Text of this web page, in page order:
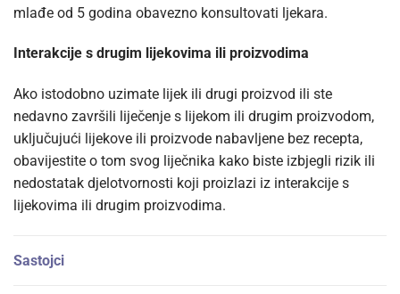
mlađe od 5 godina obavezno konsultovati ljekara.
Interakcije s drugim lijekovima ili proizvodima
Ako istodobno uzimate lijek ili drugi proizvod ili ste
nedavno završili liječenje s lijekom ili drugim proizvodom,
uključujući lijekove ili proizvode nabavljene bez recepta,
obavijestite o tom svog liječnika kako biste izbjegli rizik ili
nedostatak djelotvornosti koji proizlazi iz interakcije s
lijekovima ili drugim proizvodima.
Sastojci